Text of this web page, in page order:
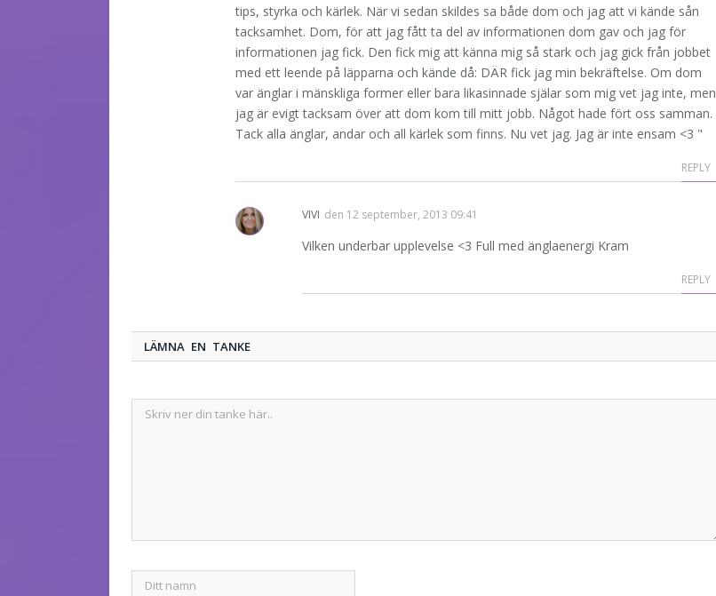
tips, styrka och kärlek. När vi sedan skildes sa både dom och jag att vi kände sån
tacksamhet. Dom, för att jag fått ta del av informationen dom gav och jag för
informationen jag fick. Den fick mig att känna mig så stark och jag gick från jobbet
med ett leende på läpparna och kände då: DÄR fick jag min bekräftelse. Om dom
var änglar i mänskliga former eller bara likasinnade själar som mig vet jag inte, men
jag är evigt tacksam över att dom kom till mitt jobb. Något hade fört oss samman.
Tack alla änglar, andar och all kärlek som finns. Nu vet jag. Jag är inte ensam <3 "
REPLY
VIVI den 12 september, 2013 09:41
Vilken underbar upplevelse <3 Full med änglaenergi Kram
REPLY
LÄMNA EN TANKE